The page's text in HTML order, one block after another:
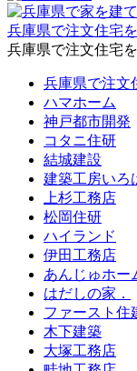
兵庫県で注文住宅
兵庫県で注文住宅
兵庫県で注文
ハマホーム
神戸都市開発
コタニ住研
結城建設
建築工房いろ
上杉工務店
松岡住研
ハイランド
伊田工務店
あんじゅホー
はだしの家．
ファースト住
木下建築
大塚工務店